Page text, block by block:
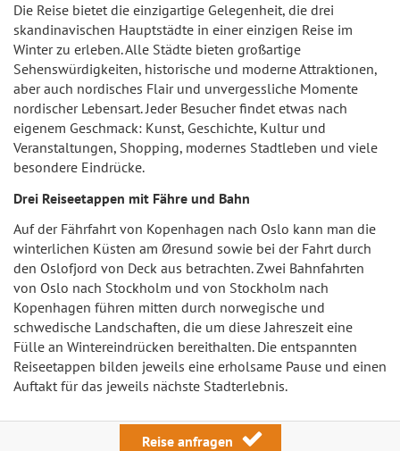
Die Reise bietet die einzigartige Gelegenheit, die drei
skandinavischen Hauptstädte in einer einzigen Reise im
Winter zu erleben. Alle Städte bieten großartige
Sehenswürdigkeiten, historische und moderne Attraktionen,
aber auch nordisches Flair und unvergessliche Momente
nordischer Lebensart. Jeder Besucher findet etwas nach
eigenem Geschmack: Kunst, Geschichte, Kultur und
Veranstaltungen, Shopping, modernes Stadtleben und viele
besondere Eindrücke.
Drei Reiseetappen mit Fähre und Bahn
Auf der Fährfahrt von Kopenhagen nach Oslo kann man die
winterlichen Küsten am Øresund sowie bei der Fahrt durch
den Oslofjord von Deck aus betrachten. Zwei Bahnfahrten
von Oslo nach Stockholm und von Stockholm nach
Kopenhagen führen mitten durch norwegische und
schwedische Landschaften, die um diese Jahreszeit eine
Fülle an Wintereindrücken bereithalten. Die entspannten
Reiseetappen bilden jeweils eine erholsame Pause und einen
Auftakt für das jeweils nächste Stadterlebnis.
Reise anfragen